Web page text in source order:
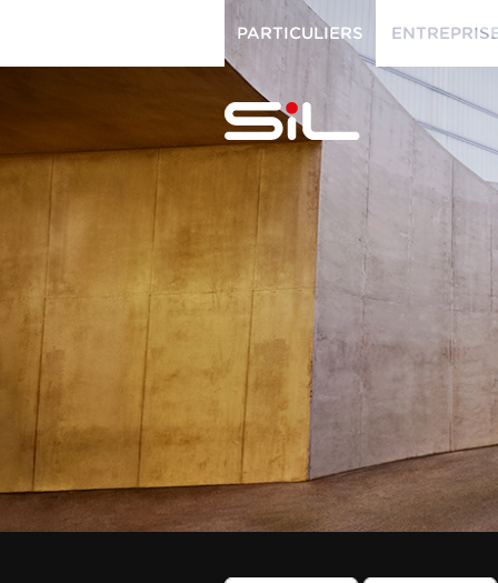
SiL
PARTICULIERS
PARTICULIERS ENTREPRISES